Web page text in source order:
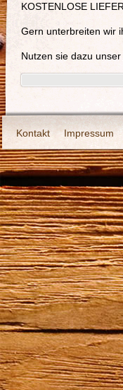
KOSTENLOSE
Gern unterbreiten wir
Nutzen sie dazu unser
Kontakt Impressum